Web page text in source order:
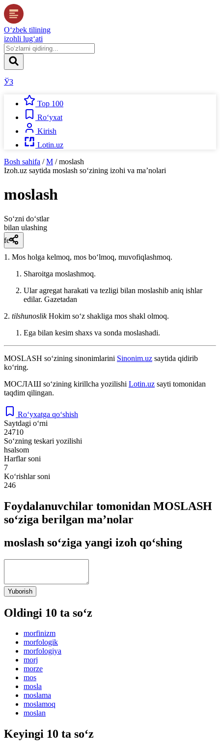
O‘zbek tilining
izohli lug‘ati
ЎЗ
Top 100
Ro‘yxat
Kirish
Lotin.uz
Bosh sahifa / M / moslash
Izoh.uz saytida moslash so‘zining izohi va ma’nolari
moslash
So‘zni do‘stlar
bilan ulashing
fe’l
1. Mos holga kelmoq, mos boʻlmoq, muvofiqlashmoq.
Sharoitga moslashmoq.
Ular agregat harakati va tezligi bilan moslashib aniq ishlar
edilar. Gazetadan
2. tilshunoslikHokim soʻz shakliga mos shakl olmoq.
Ega bilan kesim shaxs va sonda moslashadi.
MOSLASH so‘zining sinonimlarini Sinonim.uz saytida qidirib
ko‘ring.
МОСЛАШ so‘zining kirillcha yozilishi Lotin.uz sayti tomonidan
taqdim qilingan.
Ro‘yxatga qo‘shish
Saytdagi o‘rni
24710
So‘zning teskari yozilishi
hsalsom
Harflar soni
7
Ko‘rishlar soni
246
Foydalanuvchilar tomonidan MOSLASH
so‘ziga berilgan ma’nolar
moslash so‘ziga yangi izoh qo‘shing
Yuborish
Oldingi 10 ta so‘z
morfinizm
morfologik
morfologiya
morj
morze
mos
mosla
moslama
moslamoq
moslan
Keyingi 10 ta so‘z